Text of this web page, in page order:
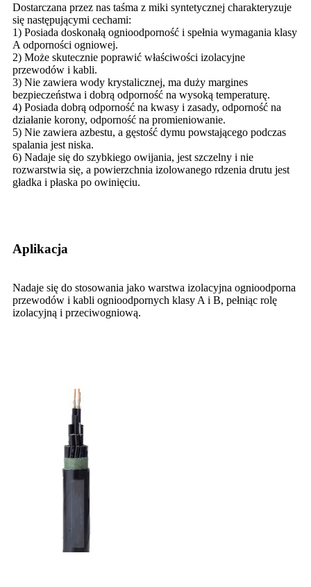
Dostarczana przez nas taśma z miki syntetycznej charakteryzuje
się następującymi cechami:
1) Posiada doskonałą ognioodporność i spełnia wymagania klasy
A odporności ogniowej.
2) Może skutecznie poprawić właściwości izolacyjne
przewodów i kabli.
3) Nie zawiera wody krystalicznej, ma duży margines
bezpieczeństwa i dobrą odporność na wysoką temperaturę.
4) Posiada dobrą odporność na kwasy i zasady, odporność na
działanie korony, odporność na promieniowanie.
5) Nie zawiera azbestu, a gęstość dymu powstającego podczas
spalania jest niska.
6) Nadaje się do szybkiego owijania, jest szczelny i nie
rozwarstwia się, a powierzchnia izolowanego rdzenia drutu jest
gładka i płaska po owinięciu.
Aplikacja
Nadaje się do stosowania jako warstwa izolacyjna ognioodporna
przewodów i kabli ognioodpornych klasy A i B, pełniąc rolę
izolacyjną i przeciwogniową.